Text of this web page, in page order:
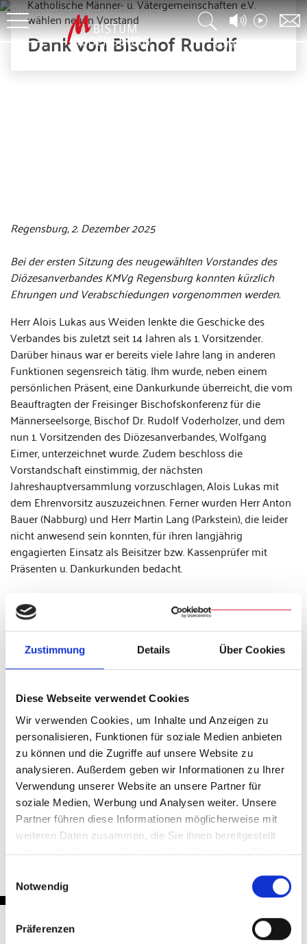
Zustimmung Details Über Cookies
Diese Webseite verwendet Cookies
Wir verwenden Cookies, um Inhalte und Anzeigen zu
personalisieren, Funktionen für soziale Medien anbieten
zu können und die Zugriffe auf unsere Website zu
analysieren. Außerdem geben wir Informationen zu Ihrer
Verwendung unserer Website an unsere Partner für
soziale Medien, Werbung und Analysen weiter. Unsere
Partner führen diese Informationen möglicherweise mit
weiteren Daten zusammen, die Sie ihnen bereitgestellt
haben oder die sie im Rahmen Ihrer Nutzung der Dienste
Notwendig
Präferenzen
Katholische Männer- u. Vätergemeinschaften e.V.
wählen neuen Vorstand
Dank von Bischof Rudolf© männergemeinsch.
Regensburg, 2. Dezember 2025
Bei der ersten Sitzung des neugewählten Vorstandes des
Diözesanverbandes KMVg Regensburg konnten kürzlich
Ehrungen und Verabschiedungen vorgenommen werden.
Herr Alois Lukas aus Weiden lenkte die Geschicke des
Verbandes bis zuletzt seit 14 Jahren als 1. Vorsitzender.
Darüber hinaus war er bereits viele Jahre lang in anderen
Funktionen segensreich tätig. Ihm wurde, neben einem
persönlichen Präsent, eine Dankurkunde überreicht, die vom
Beauftragten der Freisinger Bischofskonferenz für die
Männerseelsorge, Bischof Dr. Rudolf Voderholzer, und dem
nun 1. Vorsitzenden des Diözesanverbandes, Wolfgang
Eimer, unterzeichnet wurde. Zudem beschloss die
Vorstandschaft einstimmig, der nächsten
Jahreshauptversammlung vorzuschlagen, Alois Lukas mit
dem Ehrenvorsitz auszuzeichnen. Ferner wurden Herr Anton
Bauer (Nabburg) und Herr Martin Lang (Parkstein), die leider
nicht anwesend sein konnten, für ihren langjährig
engagierten Einsatz als Beisitzer bzw. Kassenprüfer mit
Präsenten u. Dankurkunden bedacht.
Text: Diözesanverband Regensburg Katholische Männer- u.
Vätergemeinschaften e.V.
Bildunterschrift: (v.l.n.r.: Dr. Christian Schulz, Wolfgang Eimer,
Alois Lukas, Jürgen Josef Eckl)
Teilen & Drucken
Zurück